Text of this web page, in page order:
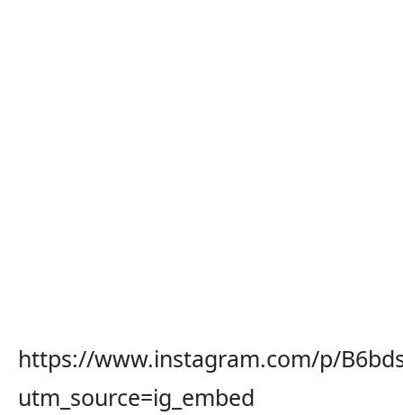
https://www.instagram.com/p/
utm_source=ig_embed